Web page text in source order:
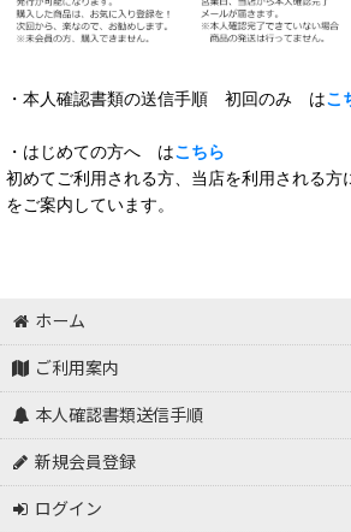
・本人確認書類の送信手順 初回のみ はこ
・はじめての方へ はこちら
初めてご利用される方、当店を利用される方
をご案内しています。
ホーム
ご利用案内
本人確認書類送信手順
新規会員登録
ログイン